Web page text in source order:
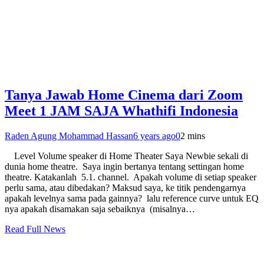
Tanya Jawab Home Cinema dari Zoom
Meet 1 JAM SAJA Whathifi Indonesia
Raden Agung Mohammad Hassan6 years ago02 mins
Level Volume speaker di Home Theater Saya Newbie sekali di
dunia home theatre. Saya ingin bertanya tentang settingan home
theatre. Katakanlah 5.1. channel. Apakah volume di setiap speaker
perlu sama, atau dibedakan? Maksud saya, ke titik pendengarnya
apakah levelnya sama pada gainnya? lalu reference curve untuk EQ
nya apakah disamakan saja sebaiknya (misalnya…
Read Full News